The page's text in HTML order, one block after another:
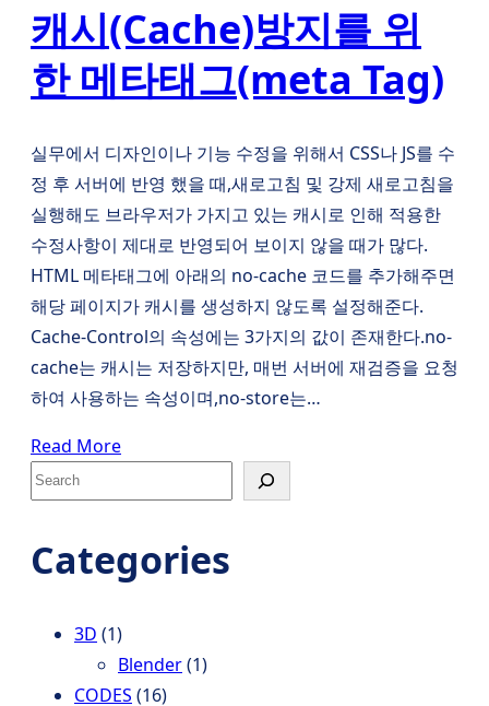
캐시(Cache)방지를 위
한 메타태그(meta Tag)
실무에서 디자인이나 기능 수정을 위해서 CSS나 JS를 수
정 후 서버에 반영 했을 때,새로고침 및 강제 새로고침을
실행해도 브라우저가 가지고 있는 캐시로 인해 적용한
수정사항이 제대로 반영되어 보이지 않을 때가 많다.
HTML 메타태그에 아래의 no-cache 코드를 추가해주면
해당 페이지가 캐시를 생성하지 않도록 설정해준다.
Cache-Control의 속성에는 3가지의 값이 존재한다.no-
cache는 캐시는 저장하지만, 매번 서버에 재검증을 요청
하여 사용하는 속성이며,no-store는…
Read More
S
e
rCategories
3D (1)
Blender(1)
CODES (16)